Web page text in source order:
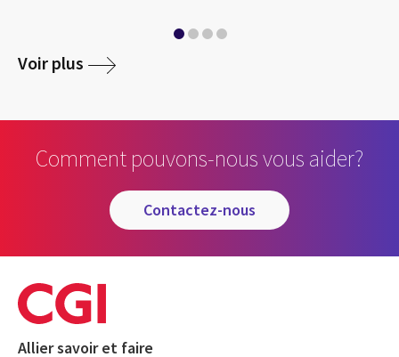
Voir plus media
Comment pouvons-nous vous aider?
contactez-nous
Allier savoir et faire